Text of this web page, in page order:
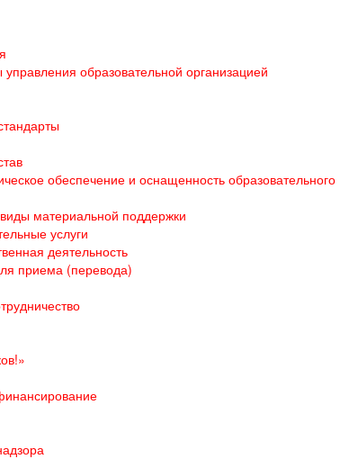
управления образовательной организацией
обеспечение и оснащенность образовательного
материальной поддержки
услуги
деятельность
приема (перевода)